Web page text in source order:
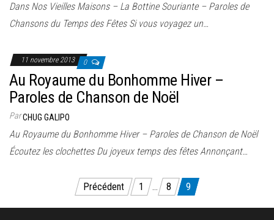
Dans Nos Vieilles Maisons – La Bottine Souriante – Paroles de
Chansons du Temps des Fêtes Si vous voyagez un…
11 novembre 2013 0
Au Royaume du Bonhomme Hiver –
Paroles de Chanson de Noël
ParCHUG GALIPO
Au Royaume du Bonhomme Hiver – Paroles de Chanson de Noël
Écoutez les clochettes Du joyeux temps des fêtes Annonçant…
Pagination
des
Précédent 1 … 8 9